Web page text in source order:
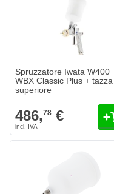
Spruzzatore Iwata W400
WBX Classic Plus + tazza
superiore
486,78 €